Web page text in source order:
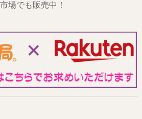
場でも販売中！